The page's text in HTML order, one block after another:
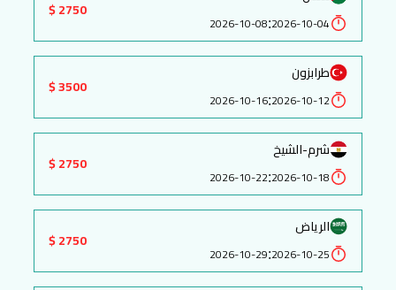
2026-10-04
:
2026-10-08
2750 $
طرابزون
2026-10-12
:
2026-10-16
3500 $
شرم-الشيخ
2026-10-18
:
2026-10-22
2750 $
الرياض
2026-10-25
:
2026-10-29
2750 $